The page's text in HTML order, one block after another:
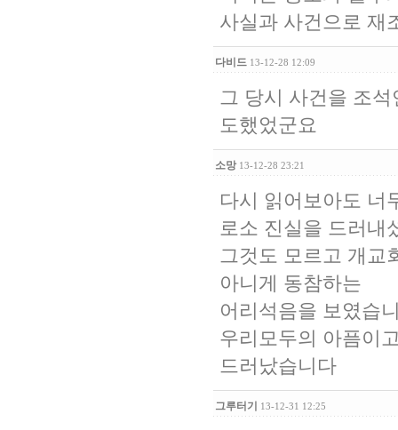
사실과 사건으로 재
다비드 13-12-28 12:09
그 당시 사건을 조
도했었군요
소망 13-12-28 23:21
다시 읽어보아도 너
로소 진실을 드러내
그것도 모르고 개교
아니게 동참하는
어리석음을 보였습
우리모두의 아픔이
드러났습니다
그루터기 13-12-31 12:25